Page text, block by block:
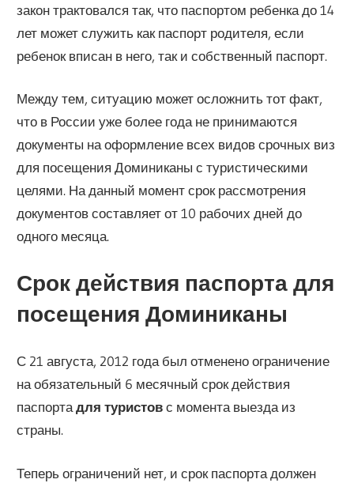
закон трактовался так, что паспортом ребенка до 14
лет может служить как паспорт родителя, если
ребенок вписан в него, так и собственный паспорт.
Между тем, ситуацию может осложнить тот факт,
что в России уже более года не принимаются
документы на оформление всех видов срочных виз
для посещения Доминиканы с туристическими
целями. На данный момент срок рассмотрения
документов составляет от 10 рабочих дней до
одного месяца.
Срок действия паспорта для
посещения Доминиканы
С 21 августа, 2012 года был отменено ограничение
на обязательный 6 месячный срок действия
паспортадля туристовс момента выезда из
страны.
Теперь ограничений нет, и срок паспорта должен